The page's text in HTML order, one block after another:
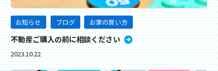
お知らせ ブログ お家の買い方
不動産ご購入の前に相談ください
2023.10.22